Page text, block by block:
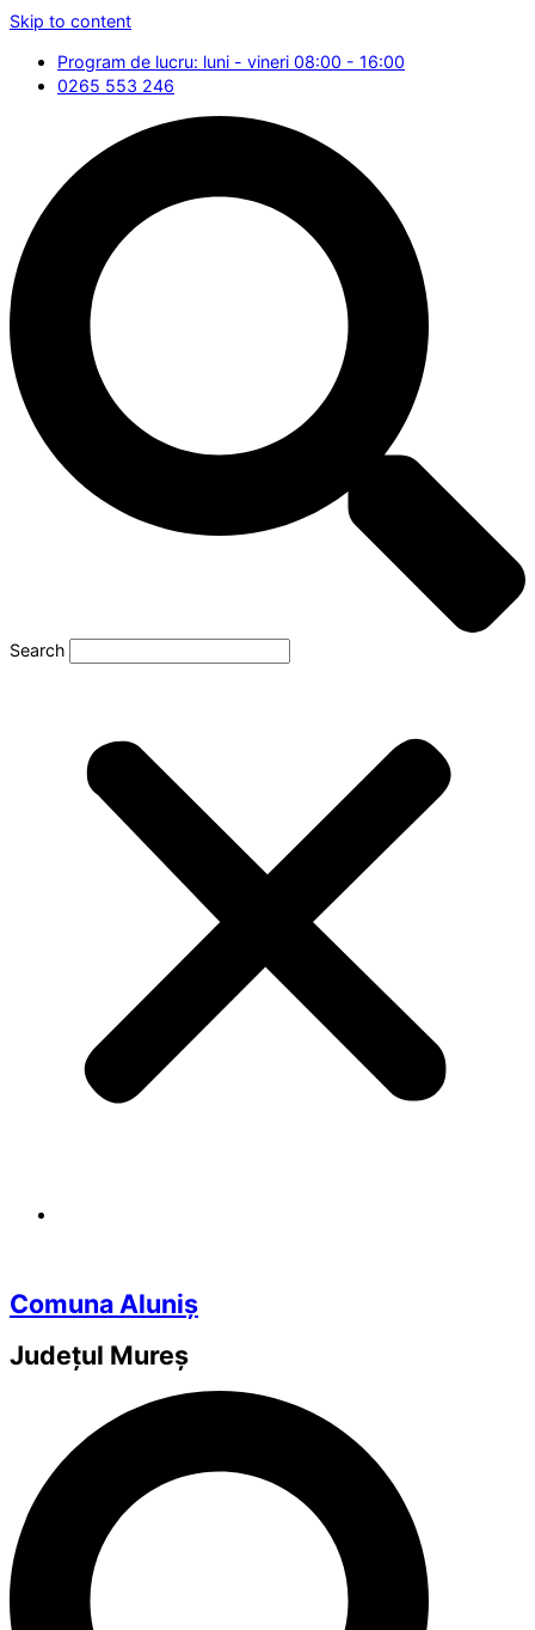
Skip to content
Program de lucru: luni - vineri 08:00 - 16:00
0265 553 246
Search
Comuna Aluniș
Județul Mureș